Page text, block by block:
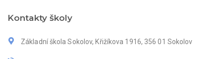
Kontakty školy
Základní škola Sokolov, Křižíkova 1916, 356 01 Sokolov